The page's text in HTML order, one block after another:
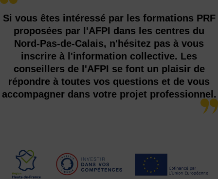
Si vous êtes intéressé par les formations PRF
proposées par l'AFPI dans les centres du
Nord-Pas-de-Calais, n'hésitez pas à vous
inscrire à l'information collective. Les
conseillers de l'AFPI se font un plaisir de
répondre à toutes vos questions et de vous
accompagner dans votre projet professionnel.